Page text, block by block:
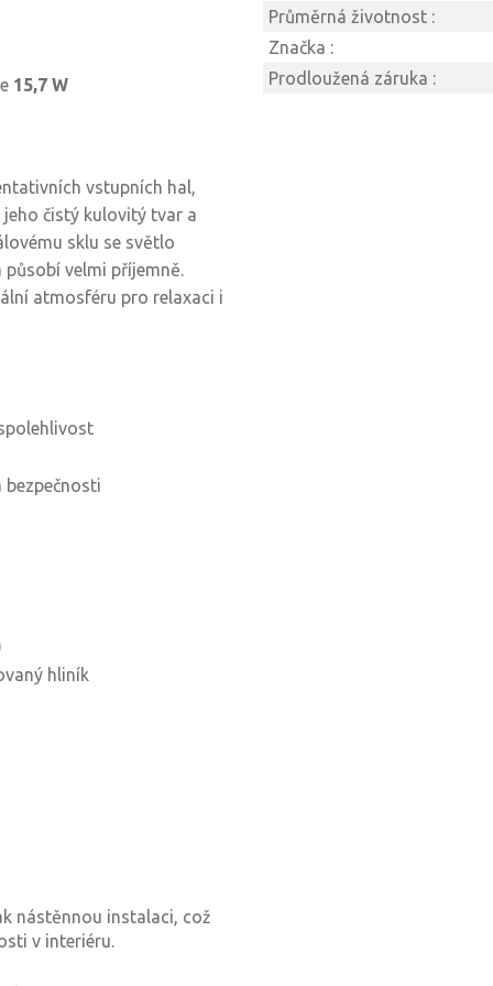
15,7 W
vstupních hal,
čistý kulovitý tvar a
sklu se světlo
velmi příjemně.
atmosféru pro relaxaci i
hliník
nástěnnou instalaci, což
v interiéru.
Průměrná životnost :
Značka :
Prodloužená záruka :